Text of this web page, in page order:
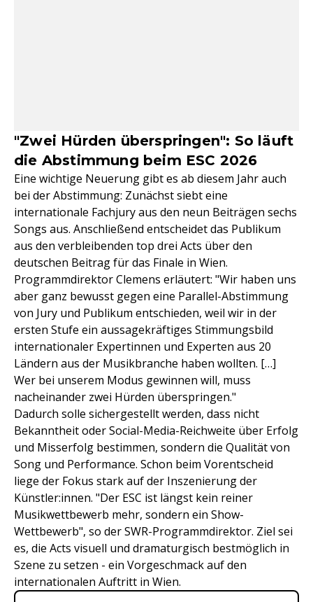
"Zwei Hürden überspringen": So läuft
die Abstimmung beim ESC 2026
Eine wichtige Neuerung gibt es ab diesem Jahr auch
bei der Abstimmung: Zunächst siebt eine
internationale Fachjury aus den neun Beiträgen sechs
Songs aus. Anschließend entscheidet das Publikum
aus den verbleibenden top drei Acts über den
deutschen Beitrag für das Finale in Wien.
Programmdirektor Clemens erläutert: "Wir haben uns
aber ganz bewusst gegen eine Parallel-Abstimmung
von Jury und Publikum entschieden, weil wir in der
ersten Stufe ein aussagekräftiges Stimmungsbild
internationaler Expertinnen und Experten aus 20
Ländern aus der Musikbranche haben wollten. […]
Wer bei unserem Modus gewinnen will, muss
nacheinander zwei Hürden überspringen."
Dadurch solle sichergestellt werden, dass nicht
Bekanntheit oder Social-Media-Reichweite über Erfolg
und Misserfolg bestimmen, sondern die Qualität von
Song und Performance. Schon beim Vorentscheid
liege der Fokus stark auf der Inszenierung der
Künstler:innen. "Der ESC ist längst kein reiner
Musikwettbewerb mehr, sondern ein Show-
Wettbewerb", so der SWR-Programmdirektor. Ziel sei
es, die Acts visuell und dramaturgisch bestmöglich in
Szene zu setzen - ein Vorgeschmack auf den
internationalen Auftritt in Wien.